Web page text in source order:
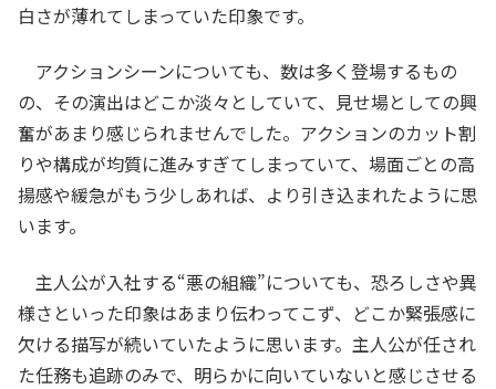
白さが薄れてしまっていた印象です。
アクションシーンについても、数は多く登場するもの
の、その演出はどこか淡々としていて、見せ場としての興
奮があまり感じられませんでした。アクションのカット割
りや構成が均質に進みすぎてしまっていて、場面ごとの高
揚感や緩急がもう少しあれば、より引き込まれたように思
います。
主人公が入社する“悪の組織”についても、恐ろしさや異
様さといった印象はあまり伝わってこず、どこか緊張感に
欠ける描写が続いていたように思います。主人公が任され
た任務も追跡のみで、明らかに向いていないと感じさせる